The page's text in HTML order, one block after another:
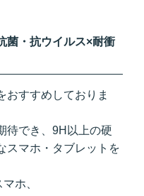
菌・抗ウイルス×耐衝
おすすめしておりま
待でき、9H以上の硬
スマホ・タブレットを
ホ、